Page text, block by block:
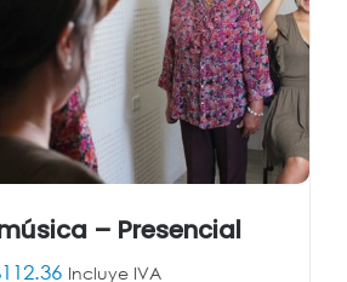
– Presencial
112.36 Incluye IVA